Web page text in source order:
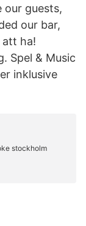
our guests,
our bar,
att ha!
Spel & Music
inklusive